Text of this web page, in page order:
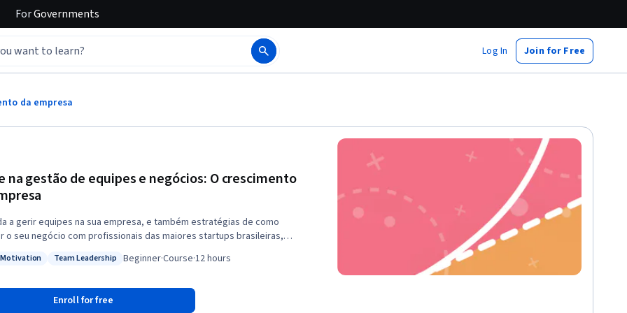
ForGovernments
Log In Join for Free
da empresa
na gestão de equipes e negócios: O crescimento
a gerir equipes na sua empresa, e também estratégias de como
o seu negócio com profissionais das maiores startups brasileiras,
como escalar, como criar e manter a cultura, como ser um líder,
empresa. Neste curso serão abordados os seguintes
O que é escalar - Missão e cultura da empresa, o que são e como
Status: Team Leadership
Team Leadership Beginner·Course·12 hours
Enroll for free